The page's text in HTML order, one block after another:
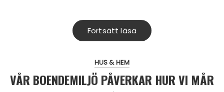
Fortsätt läsa
HUS & HEM
VÅR BOENDEMILJÖ PÅVERKAR HUR VI MÅR